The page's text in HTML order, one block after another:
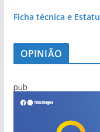
Ficha técnica e
OPINIÃO
pub